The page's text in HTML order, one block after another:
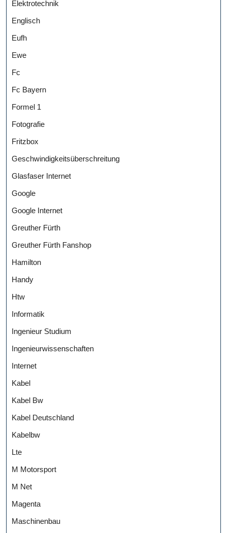
Elektrotechnik
Englisch
Eufh
Ewe
Fc
Fc Bayern
Formel 1
Fotografie
Fritzbox
Geschwindigkeitsüberschreitung
Glasfaser Internet
Google
Google Internet
Greuther Fürth
Greuther Fürth Fanshop
Hamilton
Handy
Htw
Informatik
Ingenieur Studium
Ingenieurwissenschaften
Internet
Kabel
Kabel Bw
Kabel Deutschland
Kabelbw
Lte
M Motorsport
M Net
Magenta
Maschinenbau